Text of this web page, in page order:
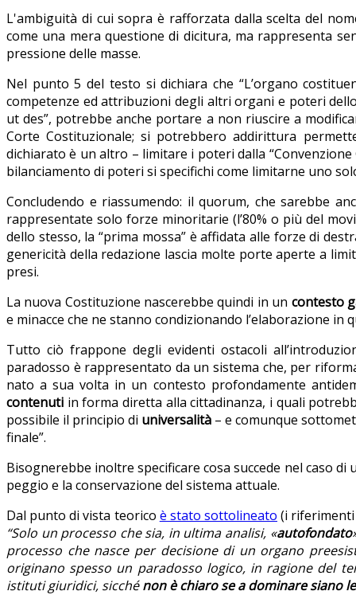
L'ambiguità di cui sopra è rafforzata dalla scelta del
come una mera questione di dicitura, ma rappresenta
pressione delle masse.
Nel punto 5 del testo si dichiara che “L’organo
competenze ed attribuzioni degli altri organi e poteri
ut des”, potrebbe anche portare a non riuscire a
Corte Costituzionale; si potrebbero addirittura
dichiarato è un altro – limitare i poteri dalla
bilanciamento di poteri si specifichi come limitarne uno
Concludendo e riassumendo: il quorum, che sarebbe
rappresentate solo forze minoritarie (l’80% o più del
dello stesso, la “prima mossa” è affidata alle forze di
genericità della redazione lascia molte porte aperte a
presi.
La nuova Costituzione nascerebbe quindi in un contesto
e minacce che ne stanno condizionando l’elaborazione in
Tutto ciò frappone degli evidenti ostacoli
paradosso è rappresentato da un sistema che, per
nato a sua volta in un contesto profondamente
contenuti in forma diretta alla cittadinanza, i quali
possibile il principio di universalità – e comunque
finale”.
Bisognerebbe inoltre specificare cosa succede nel caso
peggio e la conservazione del sistema attuale.
Dal punto di vista teorico è stato sottolineato (i riferimenti
“Solo un processo che sia, in ultima analisi, «autofondato
processo che nasce per decisione di un organo
originano spesso un paradosso logico, in ragione del
istituti giuridici, sicchénon è chiaro se a dominare siano